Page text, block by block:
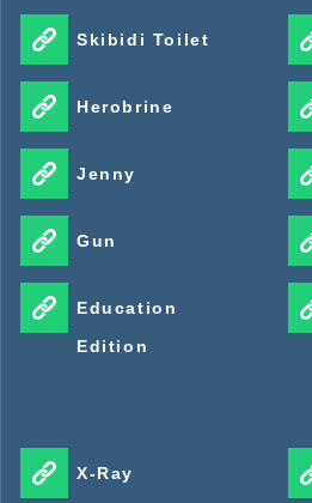
Skibidi Toilet
Herobrine
Jenny
Gun
Education
Edition
X-Ray